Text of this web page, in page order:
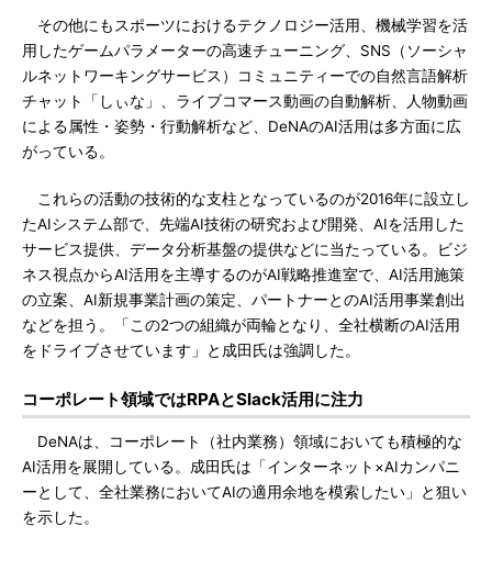
その他にもスポーツにおけるテクノロジー活用、機械学習を活
用したゲームパラメーターの高速チューニング、SNS（ソーシャ
ルネットワーキングサービス）コミュニティーでの自然言語解析
チャット「しぃな」、ライブコマース動画の自動解析、人物動画
による属性・姿勢・行動解析など、DeNAのAI活用は多方面に広
がっている。
これらの活動の技術的な支柱となっているのが2016年に設立し
たAIシステム部で、先端AI技術の研究および開発、AIを活用した
サービス提供、データ分析基盤の提供などに当たっている。ビジ
ネス視点からAI活用を主導するのがAI戦略推進室で、AI活用施策
の立案、AI新規事業計画の策定、パートナーとのAI活用事業創出
などを担う。「この2つの組織が両輪となり、全社横断のAI活用
をドライブさせています」と成田氏は強調した。
コーポレート領域ではRPAとSlack活用に注力
DeNAは、コーポレート（社内業務）領域においても積極的な
AI活用を展開している。成田氏は「インターネット×AIカンパニ
ーとして、全社業務においてAIの適用余地を模索したい」と狙い
を示した。